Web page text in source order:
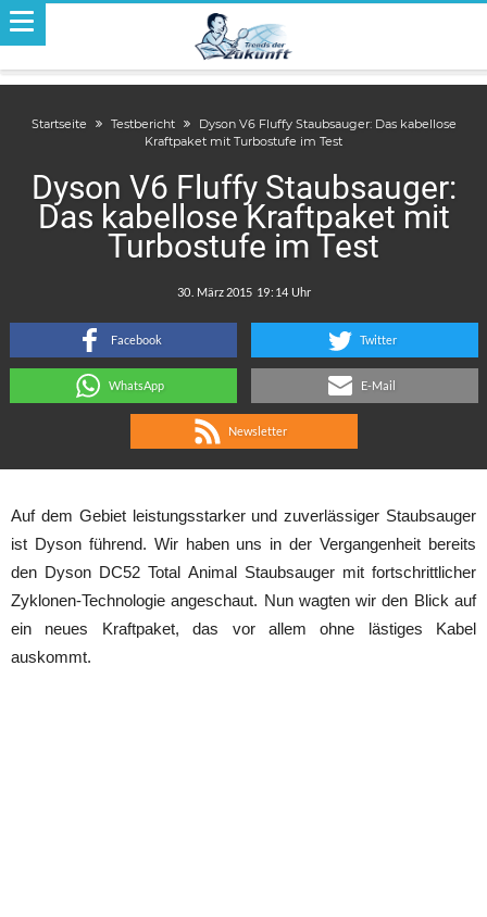
Startseite Testbericht
Dyson V6 Fluffy Staubsauger: Das kabellose
Kraftpaket mit Turbostufe im Test
Dyson V6 Fluffy Staubsauger:
Das kabellose Kraftpaket mit
Turbostufe im Test
:
Facebook Twitter
WhatsApp E-Mail
Newsletter
Auf dem Gebiet leistungsstarker und zuverlässiger Staubsauger
ist Dyson führend. Wir haben uns in der Vergangenheit bereits
den Dyson DC52 Total Animal Staubsauger mit fortschrittlicher
Zyklonen-Technologie angeschaut. Nun wagten wir den Blick auf
ein neues Kraftpaket, das vor allem ohne lästiges Kabel
auskommt.